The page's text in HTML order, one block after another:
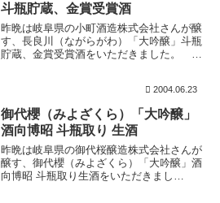
斗瓶貯蔵、金賞受賞酒
昨晩は岐阜県の小町酒造株式会社さんが醸
す、長良川（ながらがわ）「大吟醸」斗瓶
貯蔵、金賞受賞酒をいただきました。 上
気に触れることでやや落ち着きを見せる
が、非常に元気なお...
2004.06.23
御代櫻（みよざくら）「大吟醸」
酒向博昭 斗瓶取り 生酒
昨晩は岐阜県の御代桜醸造株式会社さんが
醸す、御代櫻（みよざくら）「大吟醸」酒
向博昭 斗瓶取り生酒をいただきまし